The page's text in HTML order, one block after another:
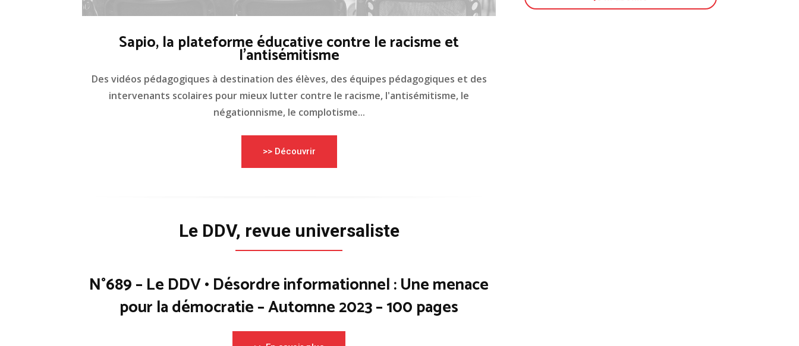
Sapio, la plateforme éducative contre le racisme et
l'antisémitisme
Des vidéos pédagogiques à destination des élèves, des équipes pédagogiques et des
intervenants scolaires pour mieux lutter contre le racisme, l'antisémitisme, le
négationnisme, le complotisme...
>> Découvrir
Le DDV, revue universaliste
N°689 – Le DDV • Désordre informationnel : Une menace
pour la démocratie – Automne 2023 – 100 pages